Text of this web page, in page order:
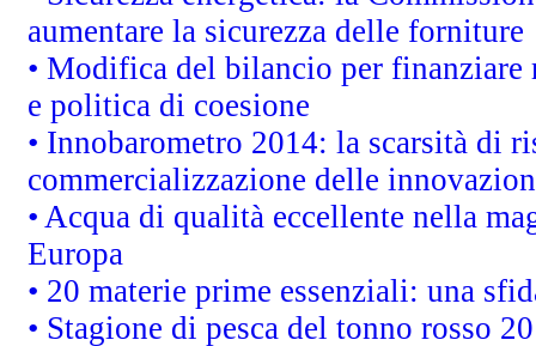
aumentare la sicurezza delle forniture
• Modifica del bilancio per finanziare
e politica di coesione
• Innobarometro 2014: la scarsità di
commercializzazione delle
• Acqua di qualità eccellente nella
Europa
• 20 materie prime essenziali: una
• Stagione di pesca del tonno rosso